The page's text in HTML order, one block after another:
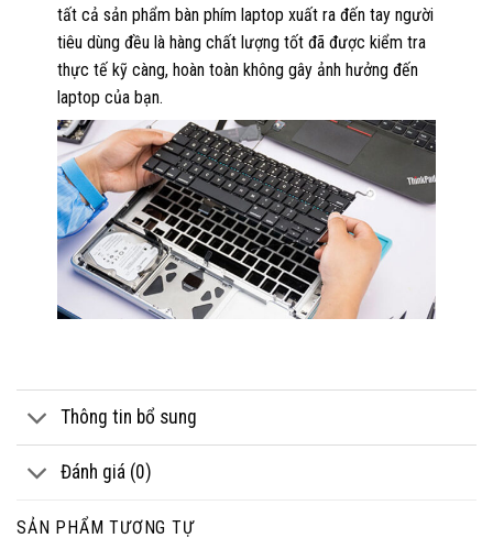
tất cả sản phẩm bàn phím laptop xuất ra đến tay người
tiêu dùng đều là hàng chất lượng tốt đã được kiểm tra
thực tế kỹ càng, hoàn toàn không gây ảnh hưởng đến
laptop của bạn.
Thông tin bổ sung
Đánh giá (0)
SẢN PHẨM TƯƠNG TỰ